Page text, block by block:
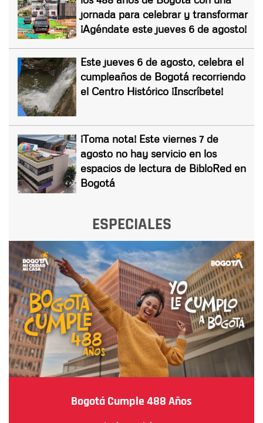
jornada para celebrar y transformar
¡Agéndate este jueves 6 de agosto!
Este jueves 6 de agosto, celebra el
cumpleaños de Bogotá recorriendo
el Centro Histórico ¡Inscríbete!
¡Toma nota! Este viernes 7 de
agosto no hay servicio en los
espacios de lectura de BibloRed en
Bogotá
ESPECIALES
Bogotá Cumple 488 Años